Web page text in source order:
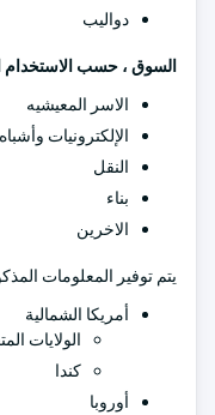
دواليب
السوق ، حسب الاستخدام
الاسر المعيشيه
الإلكترونيات
النقل
بناء
الاخرين
يتم توفير المعلومات
أمريكا الشمالية
الولايات
كندا
أوروبا